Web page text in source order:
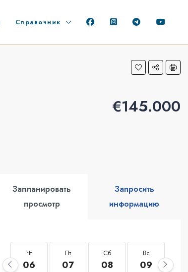
Справочник
€145.000
Запланировать
просмотр
Запросить
информацию
Чт
06
Пт
07
Сб
08
Вс
09